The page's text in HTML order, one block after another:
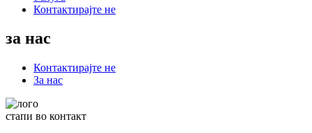
Контактирајте не
за нас
Контактирајте не
За нас
стапи во контакт